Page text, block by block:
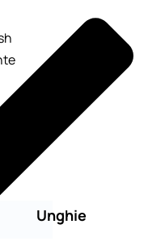
Unghie